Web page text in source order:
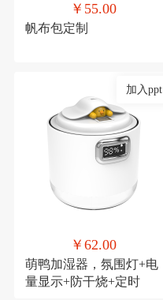
￥55.00
帆布包定制
加入ppt
￥62.00
萌鸭加湿器，氛围灯+电
量显示+防干烧+定时